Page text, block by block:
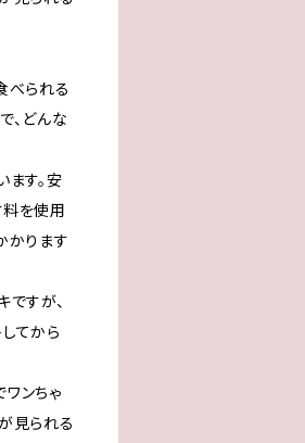
べられる
、どんな
ます。安
料を使用
かります
ですが、
てから
ンちゃ
見られる